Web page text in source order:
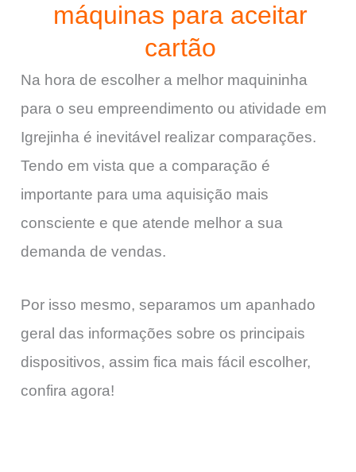
máquinas para aceitar
cartão
Na hora de escolher a melhor maquininha
para o seu empreendimento ou atividade em
Igrejinha é inevitável realizar comparações.
Tendo em vista que a comparação é
importante para uma aquisição mais
consciente e que atende melhor a sua
demanda de vendas.
Por isso mesmo, separamos um apanhado
geral das informações sobre os principais
dispositivos, assim fica mais fácil escolher,
confira agora!